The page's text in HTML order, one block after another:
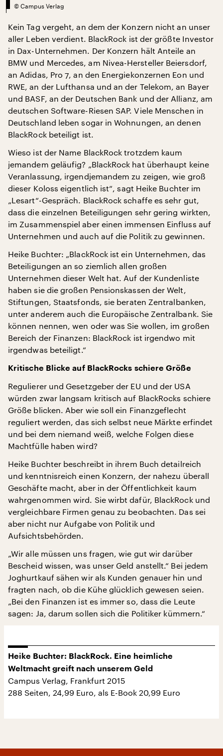
© Campus Verlag
Kein Tag vergeht, an dem der Konzern nicht an unser
aller Leben verdient. BlackRock ist der größte Investor
in Dax-Unternehmen. Der Konzern hält Anteile an
BMW und Mercedes, am Nivea-Hersteller Beiersdorf,
an Adidas, Pro 7, an den Energiekonzernen Eon und
RWE, an der Lufthansa und an der Telekom, an Bayer
und BASF, an der Deutschen Bank und der Allianz, am
deutschen Software-Riesen SAP. Viele Menschen in
Deutschland leben sogar in Wohnungen, an denen
BlackRock beteiligt ist.
Wieso ist der Name BlackRock trotzdem kaum
jemandem geläufig? „BlackRock hat überhaupt keine
Veranlassung, irgendjemandem zu zeigen, wie groß
dieser Koloss eigentlich ist“, sagt Heike Buchter im
„Lesart“-Gespräch. BlackRock schaffe es sehr gut,
dass die einzelnen Beteiligungen sehr gering wirkten,
im Zusammenspiel aber einen immensen Einfluss auf
Unternehmen und auch auf die Politik zu gewinnen.
Heike Buchter: „BlackRock ist ein Unternehmen, das
Beteiligungen an so ziemlich allen großen
Unternehmen dieser Welt hat. Auf der Kundenliste
haben sie die großen Pensionskassen der Welt,
Stiftungen, Staatsfonds, sie beraten Zentralbanken,
unter anderem auch die Europäische Zentralbank. Sie
können nennen, wen oder was Sie wollen, im großen
Bereich der Finanzen: BlackRock ist irgendwo mit
irgendwas beteiligt.“
Kritische Blicke auf BlackRocks schiere Größe
Regulierer und Gesetzgeber der EU und der USA
würden zwar langsam kritisch auf BlackRocks schiere
Größe blicken. Aber wie soll ein Finanzgeflecht
reguliert werden, das sich selbst neue Märkte erfindet
und bei dem niemand weiß, welche Folgen diese
Machtfülle haben wird?
Heike Buchter beschreibt in ihrem Buch detailreich
und kenntnisreich einen Konzern, der nahezu überall
Geschäfte macht, aber in der Öffentlichkeit kaum
wahrgenommen wird. Sie wirbt dafür, BlackRock und
vergleichbare Firmen genau zu beobachten. Das sei
aber nicht nur Aufgabe von Politik und
Aufsichtsbehörden.
„Wir alle müssen uns fragen, wie gut wir darüber
Bescheid wissen, was unser Geld anstellt.“ Bei jedem
Joghurtkauf sähen wir als Kunden genauer hin und
fragten nach, ob die Kühe glücklich gewesen seien.
„Bei den Finanzen ist es immer so, dass die Leute
sagen: Ja, darum sollen sich die Politiker kümmern.“
Heike Buchter: BlackRock. Eine heimliche
Weltmacht greift nach unserem Geld
Campus Verlag, Frankfurt 2015
288 Seiten, 24,99 Euro, als E-Book 20,99 Euro